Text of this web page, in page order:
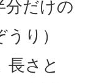
分だけの
り）
長さと